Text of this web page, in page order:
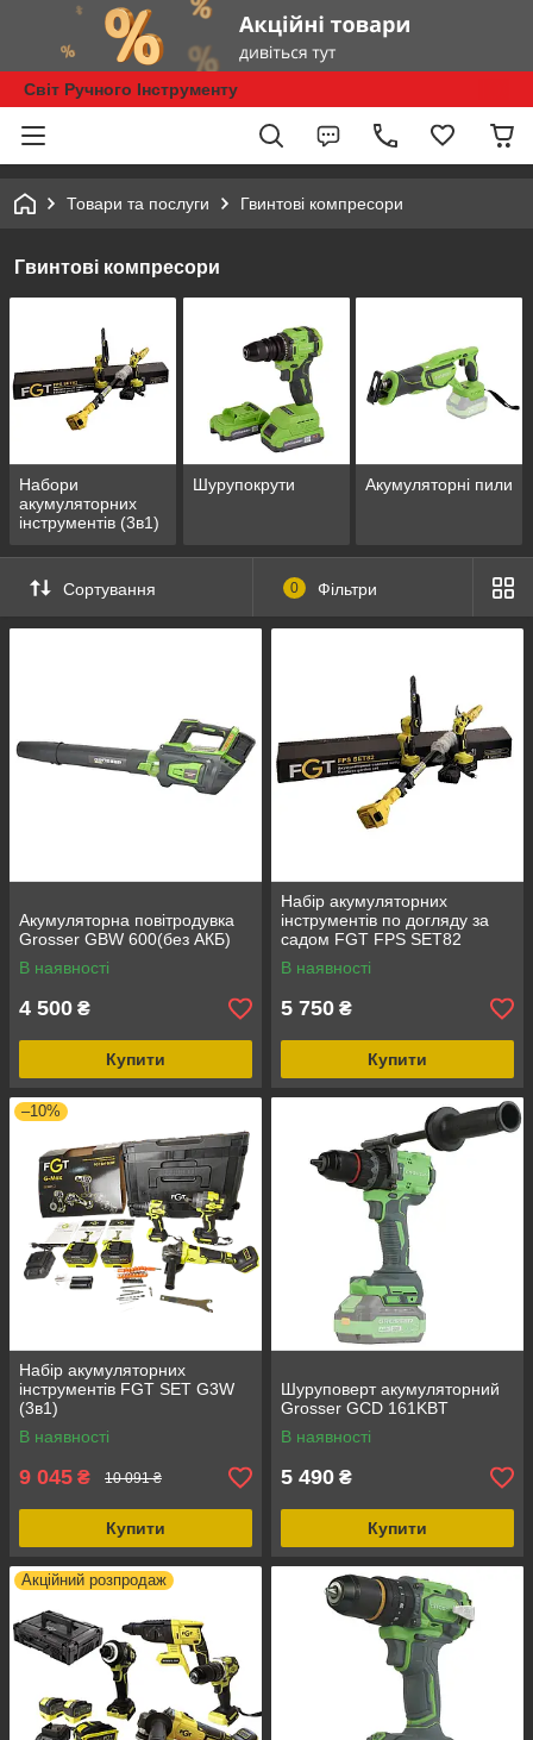
Світ Ручного Інструменту
Товари та послуги Гвинтові компресори
Гвинтові компресори
Набори
акумуляторних
інструментів (3в1)
Шурупокрути Акумуляторні пили
Сортування 0 Фільтри
Акумуляторна повітродувка
Grosser GBW 600(без АКБ)
В наявності
4 500 ₴
Купити
Набір акумуляторних
інструментів по догляду за
садом FGT FPS SET82
(Телекскопічний подовжувач
FGT FPS250, Акумуляторний
В наявності
5 750 ₴
Купити
–10%
Набір акумуляторних
інструментів FGT SET G3W
(3в1)
В наявності
9 045 ₴ 10 091 ₴
Купити
Шуруповерт акумуляторний
Grosser GCD 161KBT
В наявності
5 490 ₴
Купити
Акційний розпродаж